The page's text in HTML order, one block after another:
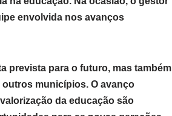
envolvida nos avanços
prevista para o futuro, mas também
municípios. O avanço
da educação são